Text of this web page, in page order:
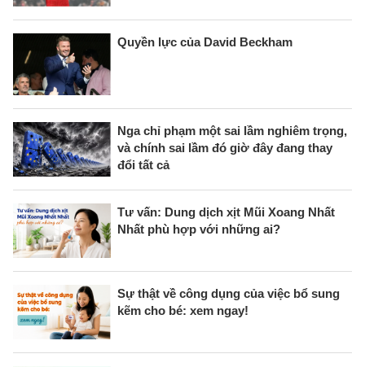
Quyền lực của David Beckham
Nga chỉ phạm một sai lầm nghiêm trọng,
và chính sai lầm đó giờ đây đang thay
đổi tất cả
Tư vấn: Dung dịch xịt Mũi Xoang Nhất
Nhất phù hợp với những ai?
Sự thật về công dụng của việc bổ sung
kẽm cho bé: xem ngay!